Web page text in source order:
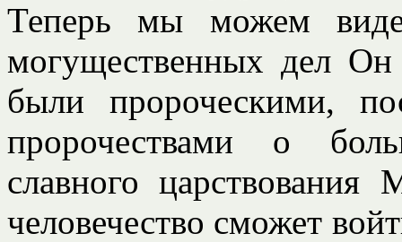
Теперь мы можем
могущественных дел
были пророческими,
пророчествами о
славного
человечество сможет